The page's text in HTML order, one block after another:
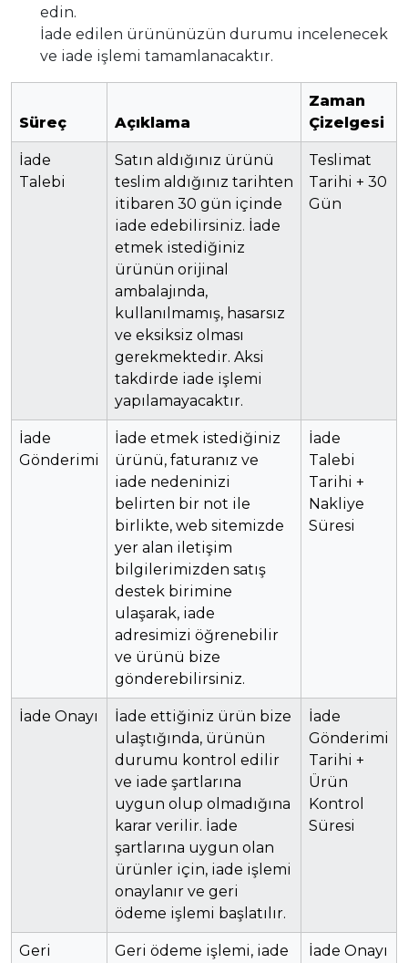
edin.
İade edilen ürününüzün durumu incelenecek
ve iade işlemi tamamlanacaktır.
Süreç Açıklama
Zaman
Çizelgesi
İade
Talebi
Satın aldığınız ürünü
teslim aldığınız tarihten
itibaren 30 gün içinde
iade edebilirsiniz. İade
etmek istediğiniz
ürünün orijinal
ambalajında,
kullanılmamış, hasarsız
ve eksiksiz olması
gerekmektedir. Aksi
takdirde iade işlemi
yapılamayacaktır.
Teslimat
Tarihi + 30
Gün
İade
Gönderimi
İade etmek istediğiniz
ürünü, faturanız ve
iade nedeninizi
belirten bir not ile
birlikte, web sitemizde
yer alan iletişim
bilgilerimizden satış
destek birimine
ulaşarak, iade
adresimizi öğrenebilir
ve ürünü bize
gönderebilirsiniz.
İade
Talebi
Tarihi +
Nakliye
Süresi
İade Onayı
İade ettiğiniz ürün bize
ulaştığında, ürünün
durumu kontrol edilir
ve iade şartlarına
uygun olup olmadığına
karar verilir. İade
şartlarına uygun olan
ürünler için, iade işlemi
onaylanır ve geri
ödeme işlemi başlatılır.
İade
Gönderimi
Tarihi +
Ürün
Kontrol
Süresi
Geri Geri ödeme işlemi, iade İade Onayı